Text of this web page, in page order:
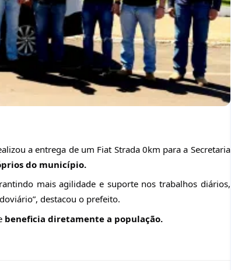
a entrega de um Fiat Strada 0km para a Secretaria
do município.
mais agilidade e suporte nos trabalhos diários,
destacou o prefeito.
beneficia diretamente a população.